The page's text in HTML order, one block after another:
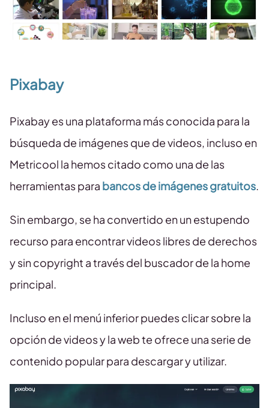
Pixabay
Pixabay es una plataforma más conocida para la
búsqueda de imágenes que de videos, incluso en
Metricool la hemos citado como una de las
herramientas para bancos de imágenes gratuitos.
Sin embargo, se ha convertido en un estupendo
recurso para encontrar videos libres de derechos
y sin copyright a través del buscador de la home
principal.
Incluso en el menú inferior puedes clicar sobre la
opción de videos y la web te ofrece una serie de
contenido popular para descargar y utilizar.